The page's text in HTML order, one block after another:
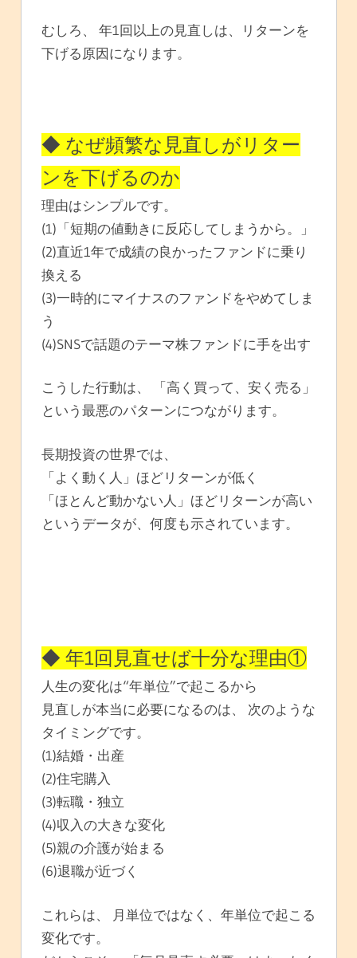
むしろ、 年1回以上の見直しは、リターンを
下げる原因になります。
◆ なぜ頻繁な見直しがリター
ンを下げるのか
理由はシンプルです。
(1)「短期の値動きに反応してしまうから。」
(2)直近1年で成績の良かったファンドに乗り
換える
(3)一時的にマイナスのファンドをやめてしま
う
(4)SNSで話題のテーマ株ファンドに手を出す
こうした行動は、 「高く買って、安く売る」
という最悪のパターンにつながります。
長期投資の世界では、
「よく動く人」ほどリターンが低く
「ほとんど動かない人」ほどリターンが高い
というデータが、何度も示されています。
◆ 年1回見直せば十分な理由①
人生の変化は“年単位”で起こるから
見直しが本当に必要になるのは、 次のような
タイミングです。
(1)結婚・出産
(2)住宅購入
(3)転職・独立
(4)収入の大きな変化
(5)親の介護が始まる
(6)退職が近づく
これらは、 月単位ではなく、年単位で起こる
変化です。